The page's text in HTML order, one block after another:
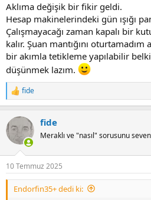
Aklıma değişik bir fikir geldi.
Hesap makinelerindeki gün ışığı
Çalışmayacağı zaman kapalı bir
kalır. Şuan mantığını oturtamadım
bir akımla tetikleme yapılabilir
düşünmek lazım.
R
e
c
t
i
s
:
fide
fide
Meraklı ve "nasıl" sorusunu
10 Temmuz 2025
Endorfin35+ dedi ki: